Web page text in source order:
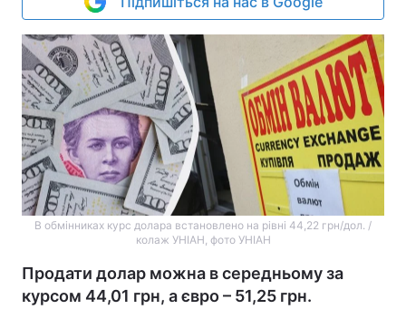
В обмінниках курс долара встановлено на рівні 44,22 грн/дол. /
колаж УНІАН, фото УНІАН
Продати долар можна в середньому за
курсом 44,01 грн, а євро – 51,25 грн.